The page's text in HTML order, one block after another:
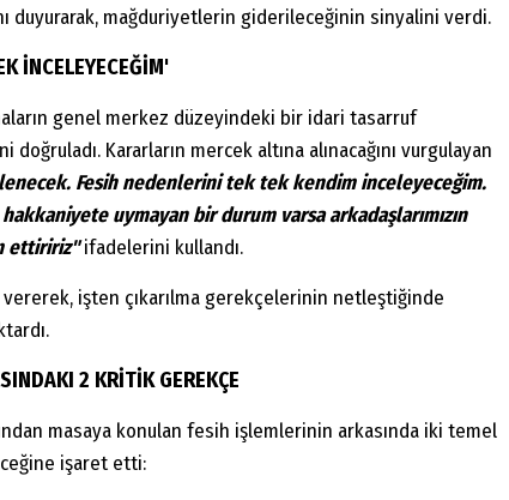
duyurarak, mağduriyetlerin giderileceğinin sinyalini verdi.
İNCELEYECEĞİM'
genel merkez düzeyindeki bir idari tasarruf
Kararların mercek altına alınacağını vurgulayan
Fesih nedenlerini tek tek kendim inceleyeceğim.
uymayan bir durum varsa arkadaşlarımızın
ettiririz" ifadelerini kullandı.
vererek, işten çıkarılma gerekçelerinin netleştiğinde
2 KRİTİK GEREKÇE
masaya konulan fesih işlemlerinin arkasında iki temel
işaret etti: